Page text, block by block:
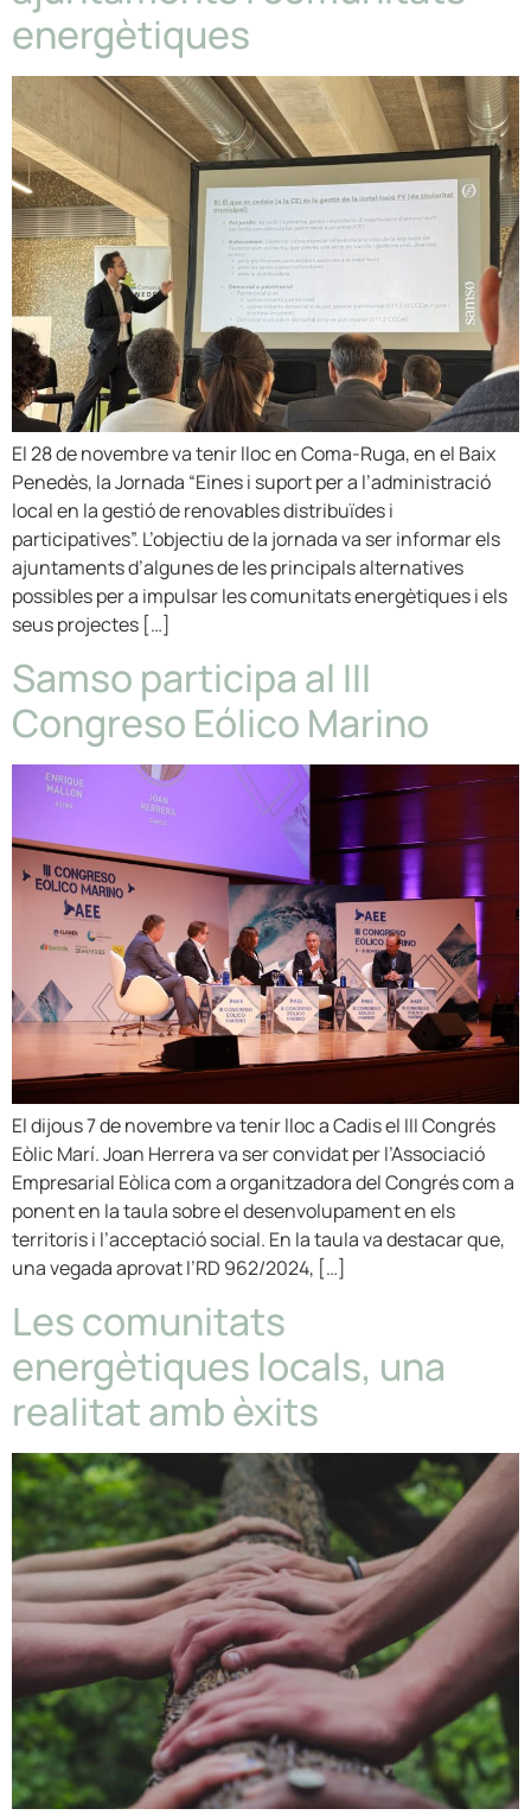
energètiques
El 28 de novembre va tenir lloc en Coma-Ruga, en el Baix
Penedès, la Jornada “Eines i suport per a l’administració
local en la gestió de renovables distribuïdes i
participatives”. L’objectiu de la jornada va ser informar els
ajuntaments d’algunes de les principals alternatives
possibles per a impulsar les comunitats energètiques i els
seus projectes […]
Samso participa al III
Congreso Eólico Marino
El dijous 7 de novembre va tenir lloc a Cadis el III Congrés
Eòlic Marí. Joan Herrera va ser convidat per l’Associació
Empresarial Eòlica com a organitzadora del Congrés com a
ponent en la taula sobre el desenvolupament en els
territoris i l’acceptació social. En la taula va destacar que,
una vegada aprovat l’RD 962/2024, […]
Les comunitats
energètiques locals, una
realitat amb èxits